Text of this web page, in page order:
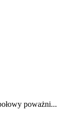
poważni...